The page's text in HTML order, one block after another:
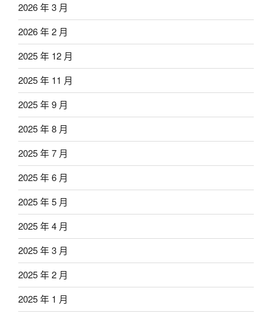
2026 年 3 月
2026 年 2 月
2025 年 12 月
2025 年 11 月
2025 年 9 月
2025 年 8 月
2025 年 7 月
2025 年 6 月
2025 年 5 月
2025 年 4 月
2025 年 3 月
2025 年 2 月
2025 年 1 月